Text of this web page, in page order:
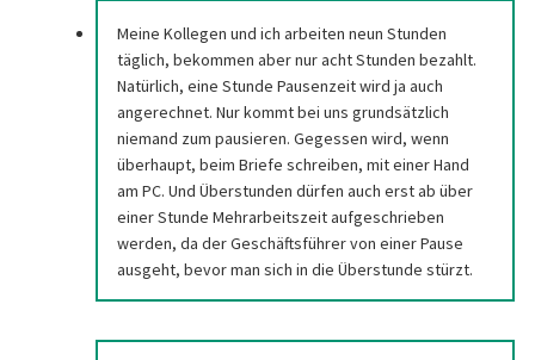
Meine Kollegen und ich arbeiten neun Stunden
täglich, bekommen aber nur acht Stunden bezahlt.
Natürlich, eine Stunde Pausenzeit wird ja auch
angerechnet. Nur kommt bei uns grundsätzlich
niemand zum pausieren. Gegessen wird, wenn
überhaupt, beim Briefe schreiben, mit einer Hand
am PC. Und Überstunden dürfen auch erst ab über
einer Stunde Mehrarbeitszeit aufgeschrieben
werden, da der Geschäftsführer von einer Pause
ausgeht, bevor man sich in die Überstunde stürzt.